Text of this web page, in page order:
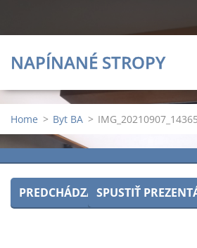
NAPÍNANÉ STROPY
Home > Byt BA >
PREDCHÁDZAJÚCISPUSTIŤ